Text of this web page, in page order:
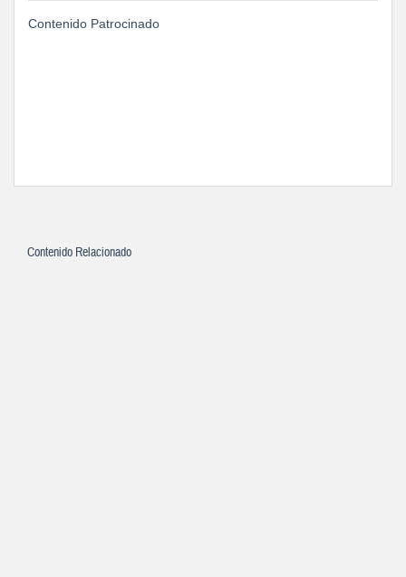
Contenido Patrocinado
Contenido Relacionado